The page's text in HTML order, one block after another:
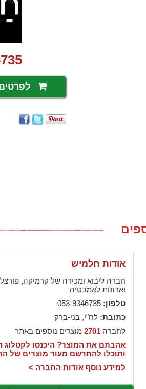
אודות חלמיש
חברה ליבוא ומכירה של קרמיקה,
וארונות לאמבטיה
טלפון:053-9346735
כתובת:לח"י, בני-ברק
לחברה2701 מוצרים נוספים באתר
אהבתם את המוצר? היכנסו
ותוכלו להתרשם מעוד מוצרים של
למידע נוסף אודות החברה >